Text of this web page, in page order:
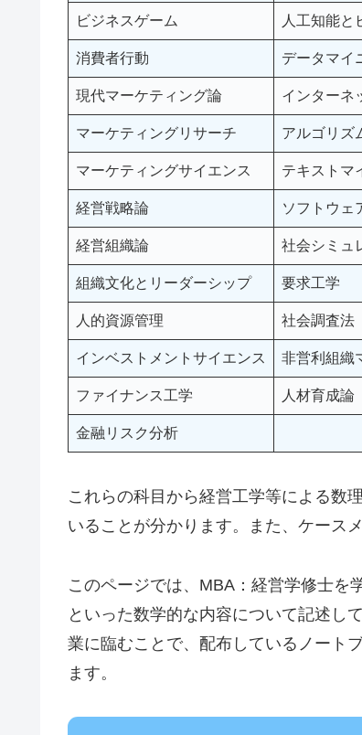
ビジネスゲーム 人工知能と
消費者行動 データマイ
現代マーケティング論 インターネ
マーケティングリサーチ アルゴリズ
マーケティングサイエンス テキストマ
経営戦略論 ソフトウェ
経営組織論 社会シミュ
組織文化とリーダーシップ 要求工学
人的資源管理 社会調査法
インベストメントサイエンス 非営利組織
ファイナンス工学 人材育成論
金融リスク分析
これらの科目から経営工学等による数
いることが分かります。また、ケース
このページでは、MBA：経営学修士を
といった数学的な内容について記述し
業に臨むことで、配布しているノート
ます。